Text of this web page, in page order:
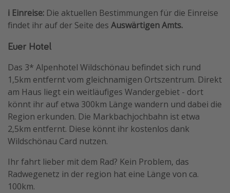
ℹ️ Einreise: Die aktuellen Bestimmungen für die Einreise
findet ihr auf der Seite des Auswärtigen Amts.
Euer Hotel
Das 3* Alpenhotel Wildschönau befindet sich rund
1,5km entfernt vom gleichnamigen Ortszentrum. Direkt
am Haus liegt ein weitläufiges Wandergebiet - dort
könnt ihr auf etwa 300km Länge wandern und dabei die
Region erkunden. Die Markbachjochbahn ist etwa
2,5km entfernt. Diese könnt ihr kostenlos dank
Wildschönau Card nutzen.
Ihr fahrt lieber mit dem Rad? Kein Problem, das
Radwegenetz in der region hat eine Länge von ca.
100km.